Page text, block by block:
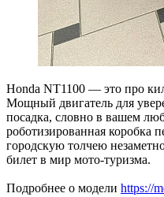
Honda NT1100 — это про
Мощный двигатель для
посадка, словно в вашем
роботизированная коробка
городскую толчею
билет в мир мото-туризма.
Подробнее о модели https://